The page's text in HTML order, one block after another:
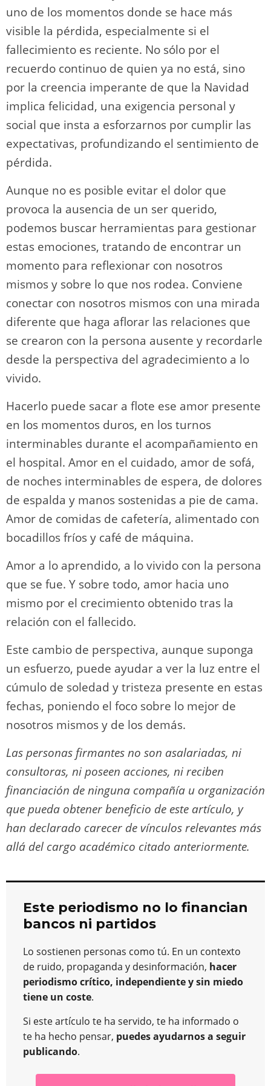
uno de los momentos donde se hace más
visible la pérdida, especialmente si el
fallecimiento es reciente. No sólo por el
recuerdo continuo de quien ya no está, sino
por la creencia imperante de que la Navidad
implica felicidad, una exigencia personal y
social que insta a esforzarnos por cumplir las
expectativas, profundizando el sentimiento de
pérdida.
Aunque no es posible evitar el dolor que
provoca la ausencia de un ser querido,
podemos buscar herramientas para gestionar
estas emociones, tratando de encontrar un
momento para reflexionar con nosotros
mismos y sobre lo que nos rodea. Conviene
conectar con nosotros mismos con una mirada
diferente que haga aflorar las relaciones que
se crearon con la persona ausente y recordarle
desde la perspectiva del agradecimiento a lo
vivido.
Hacerlo puede sacar a flote ese amor presente
en los momentos duros, en los turnos
interminables durante el acompañamiento en
el hospital. Amor en el cuidado, amor de sofá,
de noches interminables de espera, de dolores
de espalda y manos sostenidas a pie de cama.
Amor de comidas de cafetería, alimentado con
bocadillos fríos y café de máquina.
Amor a lo aprendido, a lo vivido con la persona
que se fue. Y sobre todo, amor hacia uno
mismo por el crecimiento obtenido tras la
relación con el fallecido.
Este cambio de perspectiva, aunque suponga
un esfuerzo, puede ayudar a ver la luz entre el
cúmulo de soledad y tristeza presente en estas
fechas, poniendo el foco sobre lo mejor de
nosotros mismos y de los demás.
Las personas firmantes no son asalariadas, ni
consultoras, ni poseen acciones, ni reciben
financiación de ninguna compañía u organización
que pueda obtener beneficio de este artículo, y
han declarado carecer de vínculos relevantes más
allá del cargo académico citado anteriormente.
Este periodismo no lo financian
bancos ni partidos
Lo sostienen personas como tú. En un contexto
de ruido, propaganda y desinformación, hacer
periodismo crítico, independiente y sin miedo
tiene un coste.
Si este artículo te ha servido, te ha informado o
te ha hecho pensar, puedes ayudarnos a seguir
publicando.